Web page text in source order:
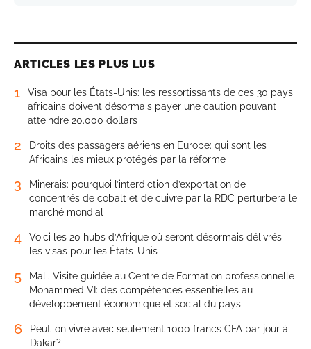
ARTICLES LES PLUS LUS
1
Visa pour les États-Unis: les ressortissants de ces 30 pays
africains doivent désormais payer une caution pouvant
atteindre 20.000 dollars
2
Droits des passagers aériens en Europe: qui sont les
Africains les mieux protégés par la réforme
3
Minerais: pourquoi l’interdiction d’exportation de
concentrés de cobalt et de cuivre par la RDC perturbera le
marché mondial
4
Voici les 20 hubs d’Afrique où seront désormais délivrés
les visas pour les États-Unis
5
Mali. Visite guidée au Centre de Formation professionnelle
Mohammed VI: des compétences essentielles au
développement économique et social du pays
6
Peut-on vivre avec seulement 1000 francs CFA par jour à
Dakar?